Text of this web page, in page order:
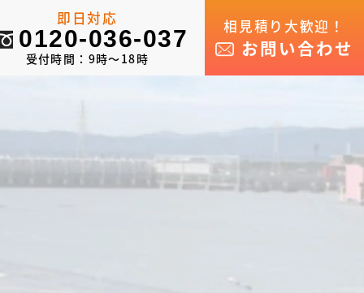
即日対応
0120-036-037
受付時間：9時～18時
相見積り大歓迎！
お問い合わせ